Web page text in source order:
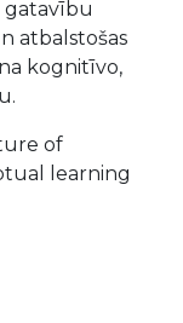
gatavību
atbalstošas
kognitīvo,
of
learning